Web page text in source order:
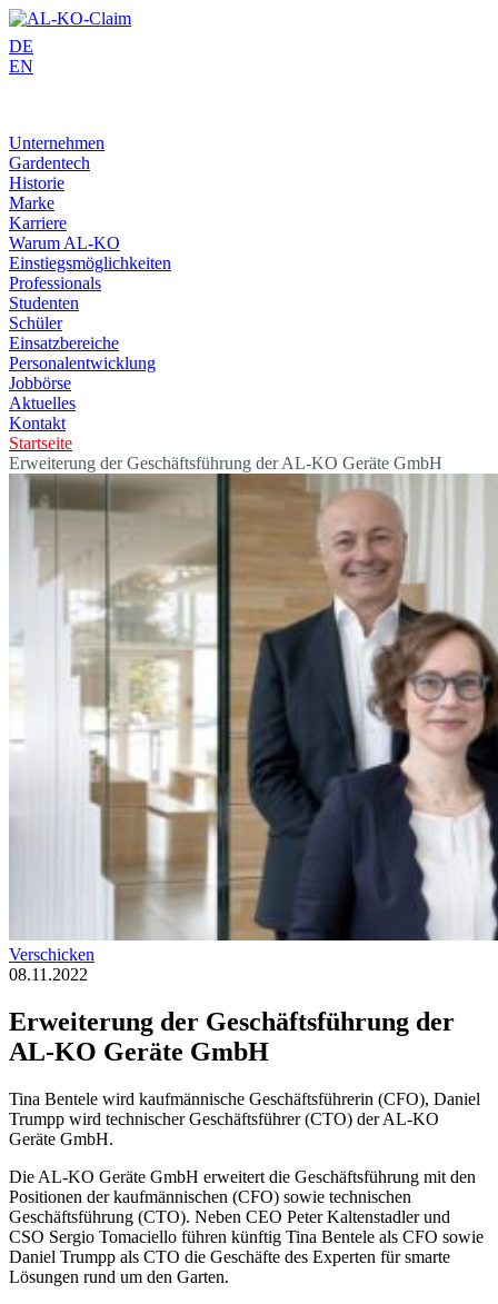
Skip
to
content
DE
EN
Unternehmen
Gardentech
Historie
Marke
Karriere
Warum AL-KO
Einstiegsmöglichkeiten
Professionals
Studenten
Schüler
Einsatzbereiche
Personalentwicklung
Jobbörse
Aktuelles
Kontakt
Startseite
Erweiterung der Geschäftsführung der AL-KO Geräte GmbH
Verschicken
08.11.2022
Erweiterung der Geschäftsführung der
AL-KO Geräte GmbH
Tina Bentele wird kaufmännische Geschäftsführerin (CFO), Daniel
Trumpp wird technischer Geschäftsführer (CTO) der AL-KO
Geräte GmbH.
Die AL-KO Geräte GmbH erweitert die Geschäftsführung mit den
Positionen der kaufmännischen (CFO) sowie technischen
Geschäftsführung (CTO). Neben CEO Peter Kaltenstadler und
CSO Sergio Tomaciello führen künftig Tina Bentele als CFO sowie
Daniel Trumpp als CTO die Geschäfte des Experten für smarte
Lösungen rund um den Garten.